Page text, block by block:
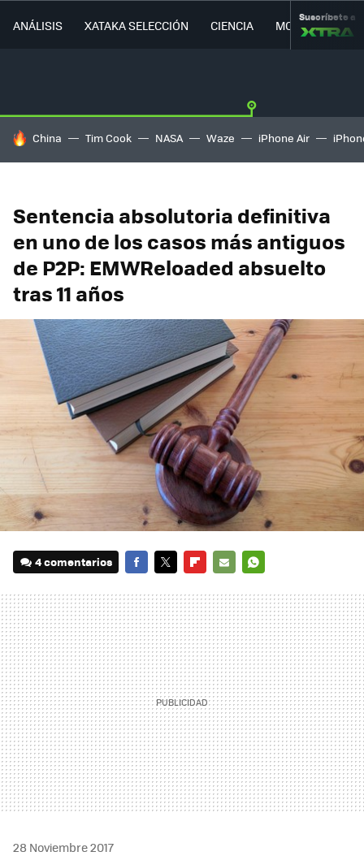
ANÁLISIS XATAKA SELECCIÓN CIENCIA MOVILIDAD
Suscríbete a
HOY SE HABLA DE
China Tim Cook NASA Waze iPhone Air
Sentencia absolutoria definitiva
en uno de los casos más antiguos
de P2P: EMWReloaded absuelto
tras 11 años
4 comentarios
MAIL
28 Noviembre 2017